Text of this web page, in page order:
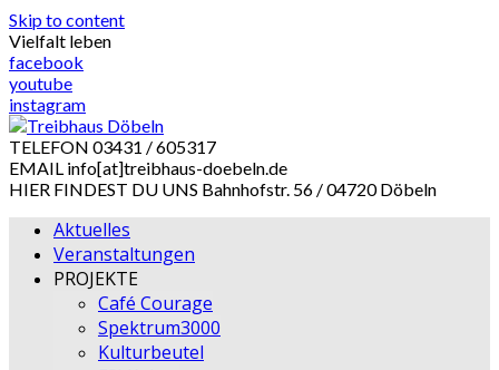
Skip to content
Vielfalt leben
facebook
youtube
instagram
TELEFON 03431 / 605317
EMAIL info[at]treibhaus-doebeln.de
HIER FINDEST DU UNS Bahnhofstr. 56 / 04720 Döbeln
Aktuelles
Veranstaltungen
PROJEKTE
Café Courage
Spektrum3000
Kulturbeutel